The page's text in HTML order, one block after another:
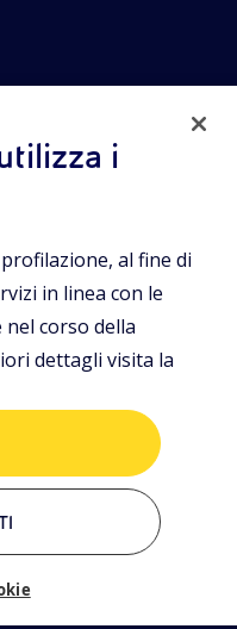
Milanese (MI)
2023
Imprese di Milano-
Contatti
i
al fine di
in linea con le
corso della
dettagli visita la